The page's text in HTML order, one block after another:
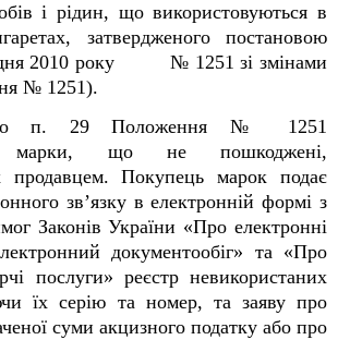
і рідин, що використовуються в
затвердженого постановою
2010 року № 1251 зі змінами
№ 1251).
до п. 29 Положення № 1251
марки, що не пошкоджені,
продавцем. Покупець марок подає
зв’язку в електронній формі з
Законів України «Про електронні
документообіг» та «Про
послуги» реєстр невикористаних
їх серію та номер, та заяву про
суми акцизного податку або про